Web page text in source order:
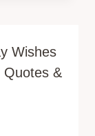
Wishes
Quotes &